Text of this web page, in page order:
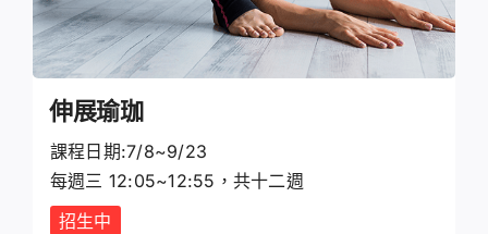
伸展瑜珈
課程日期:7/8~9/23
每週三 12:05~12:55，共十二週
招生中